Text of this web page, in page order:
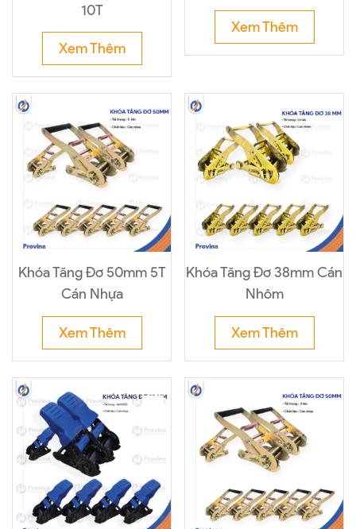
10T
Xem Thêm
Xem Thêm
Khóa Tăng Đơ 50mm 5T
Cán Nhựa
Xem Thêm
Khóa Tăng Đơ 38mm Cán
Nhôm
Xem Thêm